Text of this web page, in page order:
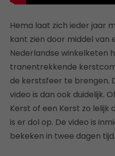
Hema laat zich ieder jaar
kant zien door middel van
Nederlandse winkelketen
tranentrekkende
de kerstsfeer te brengen.
video is dan ook duidelijk.
Kerst of een Kerst zo lelijk
is er dol op. De video is
bekeken in twee dagen tijd.